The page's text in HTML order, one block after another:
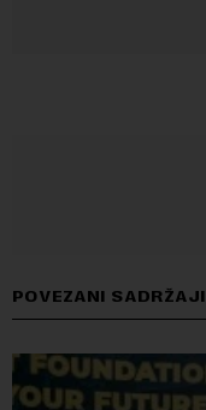
POVEZANI SADRŽAJI